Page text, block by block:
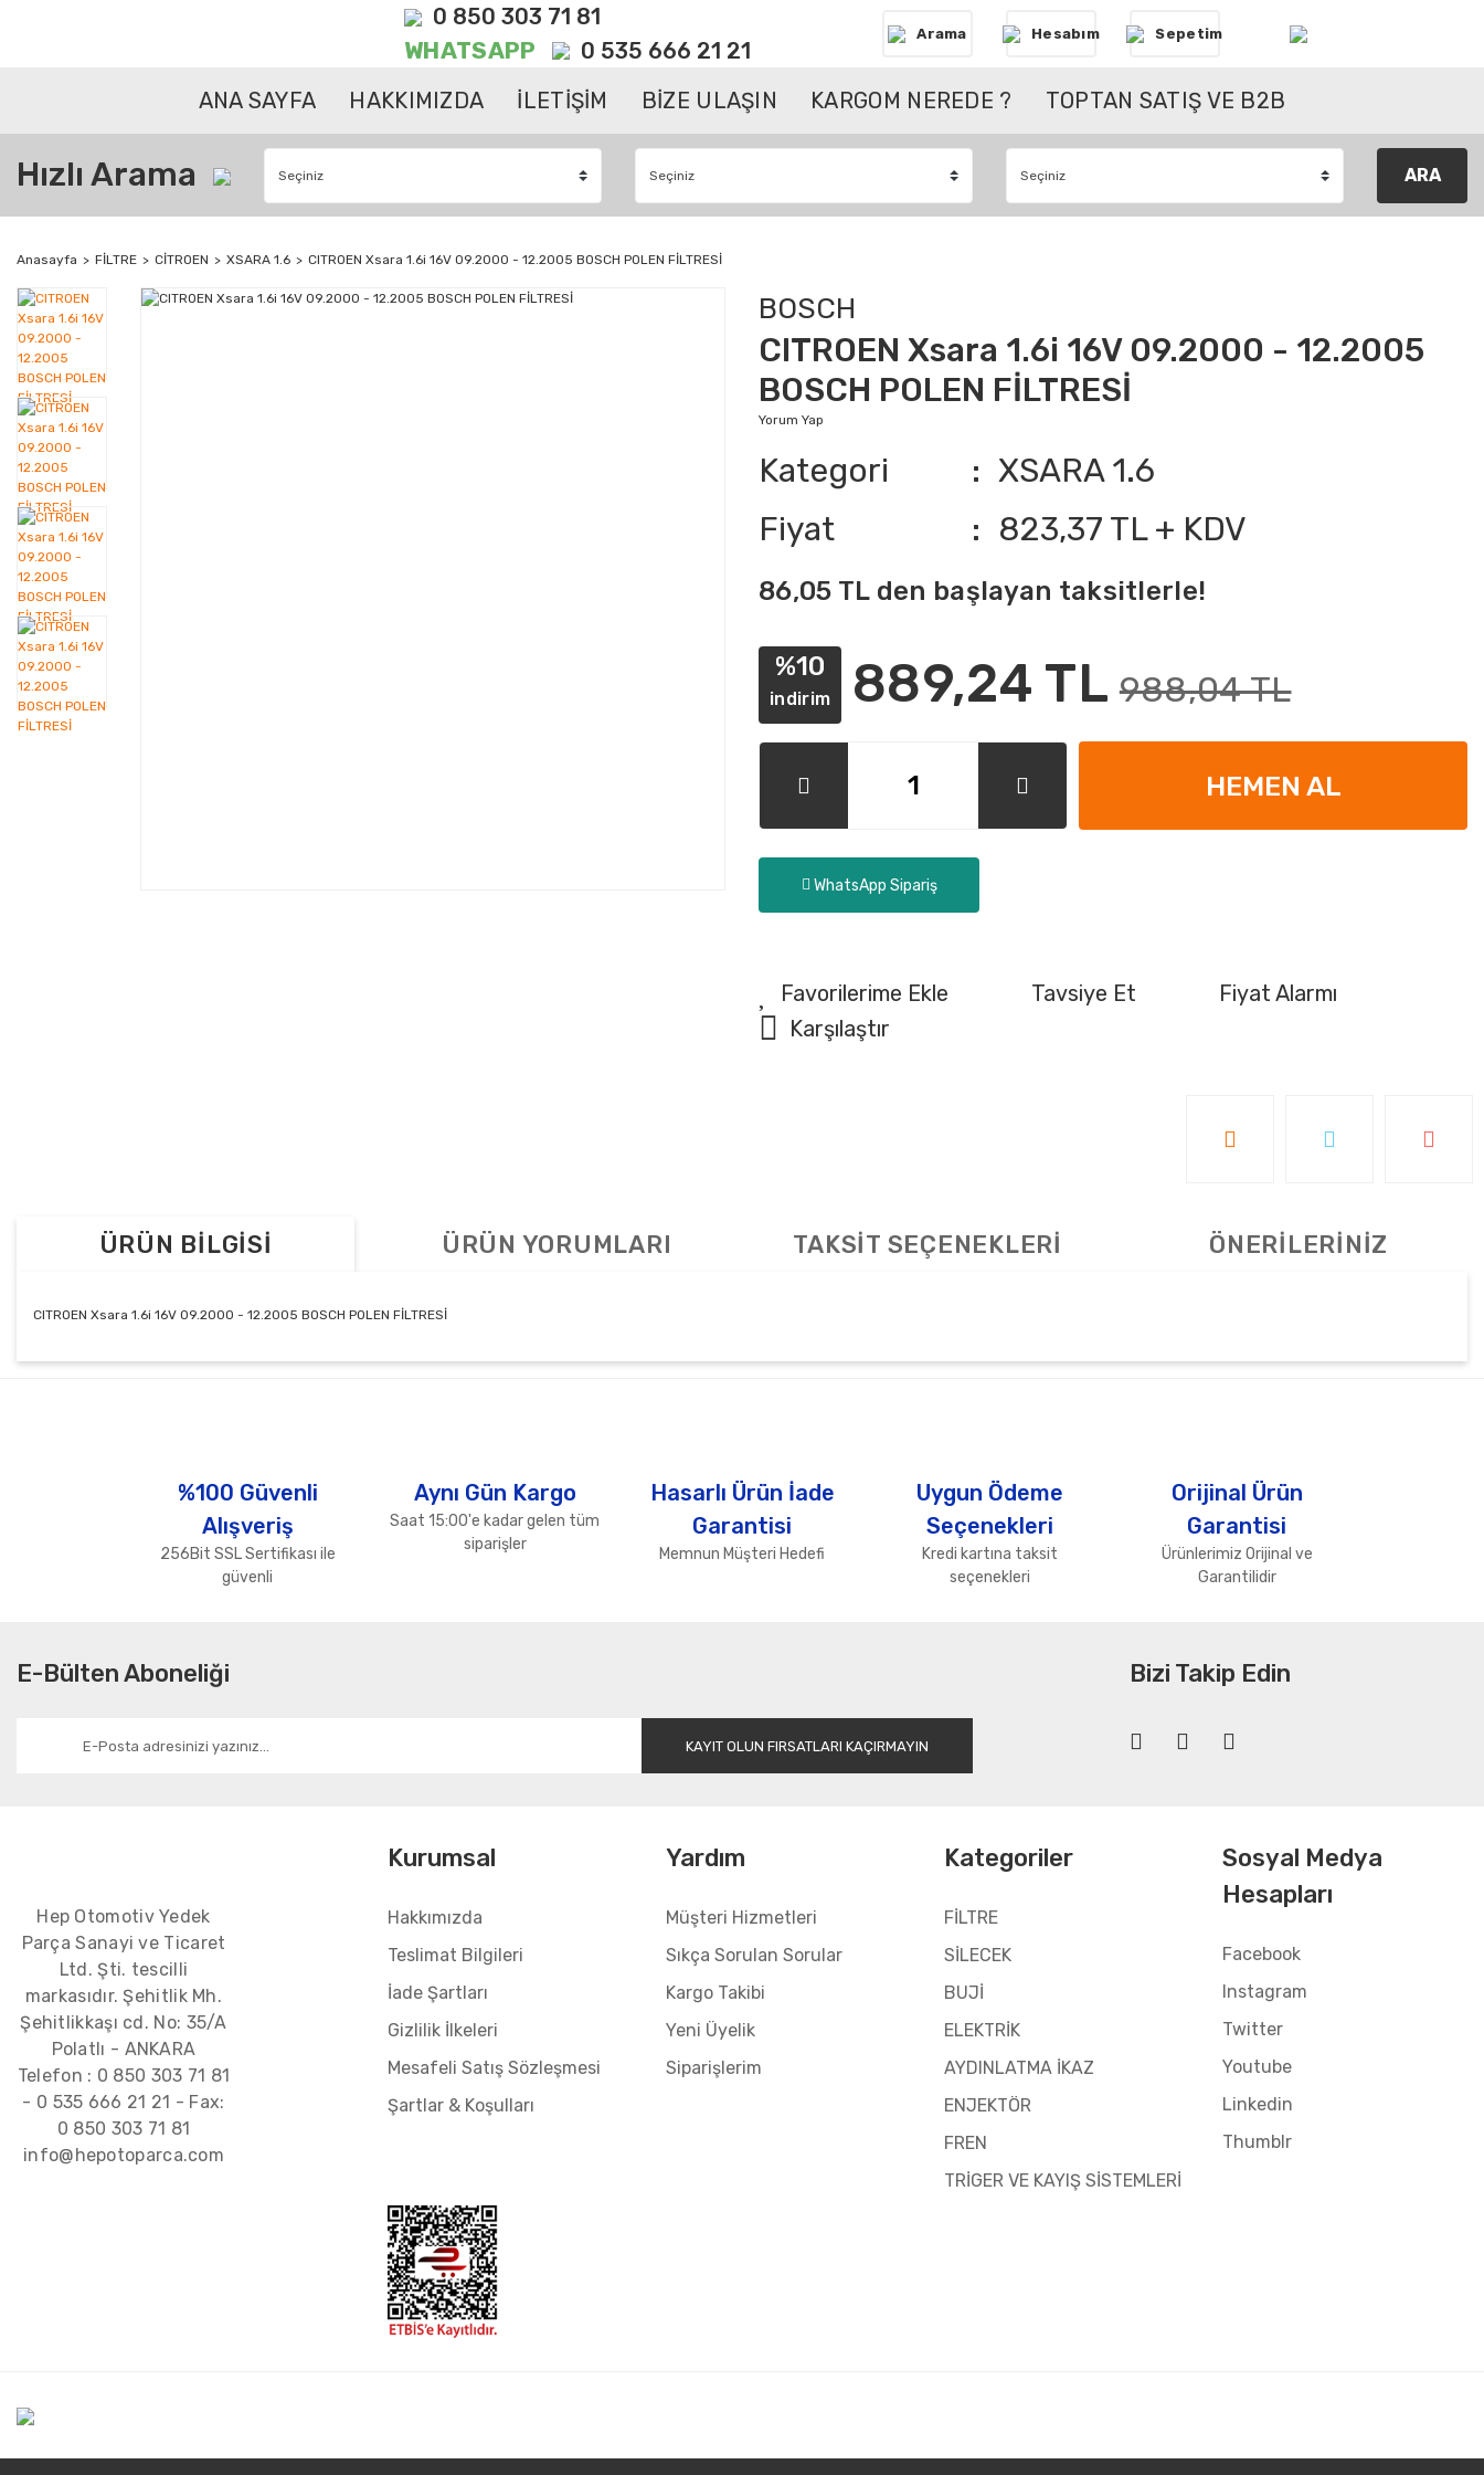
0 850 303 71 81
WHATSAPP 0 535 666 21 21
Arama Hesabım Sepetim
ANA SAYFA HAKKIMIZDA İLETİŞİM BİZE ULAŞIN KARGOM NEREDE ? TOPTAN SATIŞ VE B2B
Hızlı Arama ARA
Anasayfa FİLTRE CİTROEN XSARA 1.6 CITROEN Xsara 1.6i 16V 09.2000 - 12.2005 BOSCH POLEN FİLTRESİ
BOSCH
CITROEN Xsara 1.6i 16V 09.2000 - 12.2005
BOSCH POLEN FİLTRESİ
Yorum Yap
Kategori
XSARA 1.6
Fiyat
823,37 TL + KDV
86,05 TL den başlayan taksitlerle!
%10
indirim 889,24 TL 988,04 TL
HEMEN AL
WhatsApp Sipariş
Tavsiye Et
Fiyat Alarmı
Karşılaştır
ÜRÜN BİLGİSİ ÜRÜN YORUMLARI TAKSİT SEÇENEKLERİ ÖNERİLERİNİZ
CITROEN Xsara 1.6i 16V 09.2000 - 12.2005 BOSCH POLEN FİLTRESİ
Ürün fiyatı diğer sitelerden daha pahalı.
Bu ürüne benzer farklı alternatifler olmalı.
Gönder
%100 Güvenli
Alışveriş
256Bit SSL Sertifikası ile
güvenli
Aynı Gün Kargo
Saat 15:00'e kadar gelen tüm
siparişler
Hasarlı Ürün İade
Garantisi
Memnun Müşteri Hedefi
Uygun Ödeme
Seçenekleri
Kredi kartına taksit
seçenekleri
Orijinal Ürün
Garantisi
Ürünlerimiz Orijinal ve
Garantilidir
E-Bülten Aboneliği
KAYIT OLUN FIRSATLARI KAÇIRMAYIN
Bizi Takip Edin
Hep Otomotiv Yedek
Parça Sanayi ve Ticaret
Ltd. Şti. tescilli
markasıdır. Şehitlik Mh.
Şehitlikkaşı cd. No: 35/A
Polatlı - ANKARA
Telefon : 0 850 303 71 81
- 0 535 666 21 21 - Fax:
0 850 303 71 81
info@hepotoparca.com
Kurumsal
Hakkımızda
Teslimat Bilgileri
İade Şartları
Gizlilik İlkeleri
Mesafeli Satış Sözleşmesi
Şartlar & Koşulları
Yardım
Müşteri Hizmetleri
Sıkça Sorulan Sorular
Kargo Takibi
Yeni Üyelik
Siparişlerim
Kategoriler
FİLTRE
SİLECEK
BUJİ
ELEKTRİK
AYDINLATMA İKAZ
ENJEKTÖR
FREN
TRİGER VE KAYIŞ SİSTEMLERİ
Sosyal Medya
Hesapları
Facebook
Instagram
Twitter
Youtube
Linkedin
Thumblr